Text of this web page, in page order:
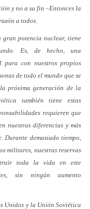
y no a su fin –Entonces la
a todos.
gran potencia nuclear, tiene
Es, de hecho, una
para con nuestros propios
de todo el mundo que se
próxima generación de la
también tiene estas
requieren que
nuestras diferencias y más
Durante demasiado tiempo,
militares, nuestras reservas
toda la vida en este
sin ningún aumento
Unidos y la Unión Soviética